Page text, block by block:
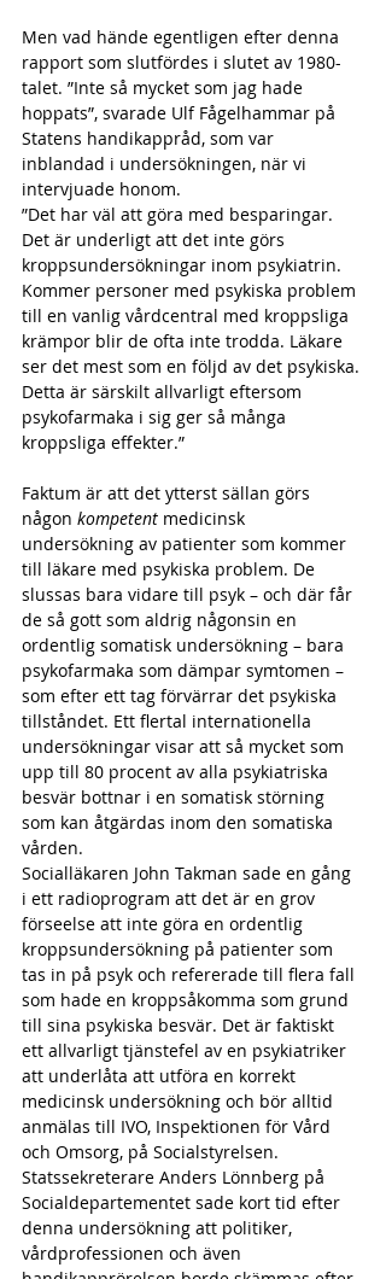
Men vad hände egentligen efter denna
rapport som slutfördes i slutet av 1980-
talet. ”Inte så mycket som jag hade
hoppats”, svarade Ulf Fågelhammar på
Statens handikappråd, som var
inblandad i undersökningen, när vi
intervjuade honom.
”Det har väl att göra med besparingar.
Det är underligt att det inte görs
kroppsundersökningar inom psykiatrin.
Kommer personer med psykiska problem
till en vanlig vårdcentral med kroppsliga
krämpor blir de ofta inte trodda. Läkare
ser det mest som en följd av det psykiska.
Detta är särskilt allvarligt eftersom
psykofarmaka i sig ger så många
kroppsliga effekter.”
Faktum är att det ytterst sällan görs
någon kompetent medicinsk
undersökning av patienter som kommer
till läkare med psykiska problem. De
slussas bara vidare till psyk – och där får
de så gott som aldrig någonsin en
ordentlig somatisk undersökning – bara
psykofarmaka som dämpar symtomen –
som efter ett tag förvärrar det psykiska
tillståndet. Ett flertal internationella
undersökningar visar att så mycket som
upp till 80 procent av alla psykiatriska
besvär bottnar i en somatisk störning
som kan åtgärdas inom den somatiska
vården.
Socialläkaren John Takman sade en gång
i ett radioprogram att det är en grov
förseelse att inte göra en ordentlig
kroppsundersökning på patienter som
tas in på psyk och refererade till flera fall
som hade en kroppsåkomma som grund
till sina psykiska besvär. Det är faktiskt
ett allvarligt tjänstefel av en psykiatriker
att underlåta att utföra en korrekt
medicinsk undersökning och bör alltid
anmälas till IVO, Inspektionen för Vård
och Omsorg, på Socialstyrelsen.
Statssekreterare Anders Lönnberg på
Socialdepartementet sade kort tid efter
denna undersökning att politiker,
vårdprofessionen och även